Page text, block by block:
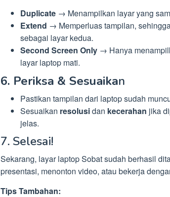
Duplicate → Menampilkan layar yang
Extend → Memperluas tampilan,
sebagai layar kedua.
Second Screen Only → Hanya
layar laptop mati.
6. Periksa & Sesuaikan
Pastikan tampilan dari laptop sudah
Sesuaikan resolusidan kecerahan jika
jelas.
7. Selesai!
Sekarang, layar laptop Sobat sudah berhasil
presentasi, menonton video, atau bekerja
Tips Tambahan: